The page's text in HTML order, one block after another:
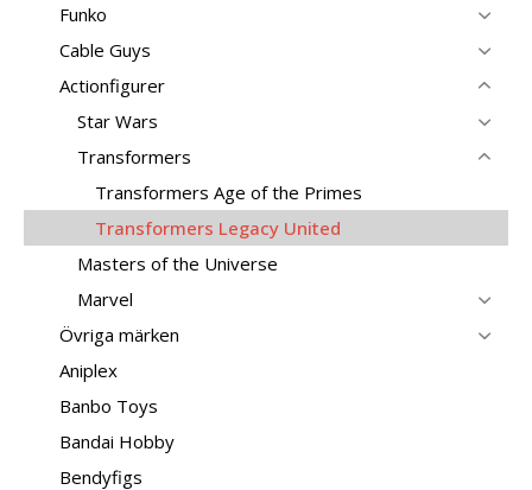
Funko
Cable Guys
Actionfigurer
Star Wars
Transformers
Transformers Age of the Primes
Transformers Legacy United
Masters of the Universe
Marvel
Övriga märken
Aniplex
Banbo Toys
Bandai Hobby
Bendyfigs